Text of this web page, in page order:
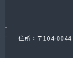
上千葉プロパン
住所：〒104-0044